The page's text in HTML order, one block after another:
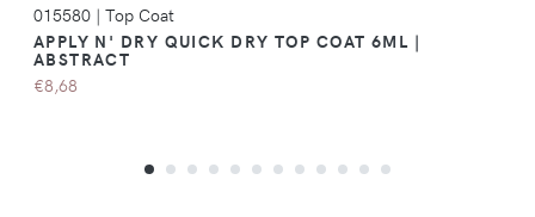
015580 | Top Coat
APPLY N' DRY QUICK DRY TOP COAT 6ML |
ABSTRACT
€8,68